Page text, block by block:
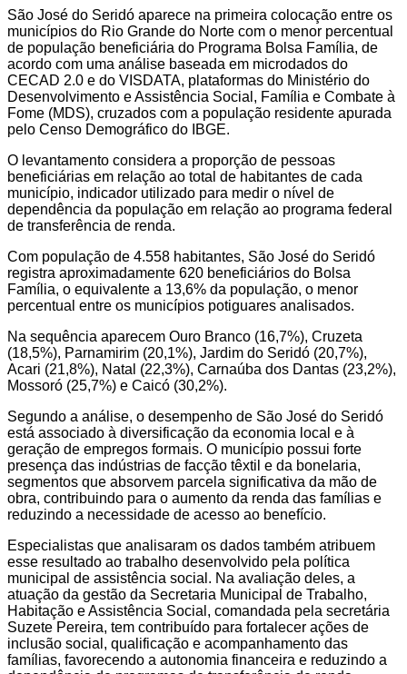
São José do Seridó aparece na primeira colocação entre os
municípios do Rio Grande do Norte com o menor percentual
de população beneficiária do Programa Bolsa Família, de
acordo com uma análise baseada em microdados do
CECAD 2.0 e do VISDATA, plataformas do Ministério do
Desenvolvimento e Assistência Social, Família e Combate à
Fome (MDS), cruzados com a população residente apurada
pelo Censo Demográfico do IBGE.
O levantamento considera a proporção de pessoas
beneficiárias em relação ao total de habitantes de cada
município, indicador utilizado para medir o nível de
dependência da população em relação ao programa federal
de transferência de renda.
Com população de 4.558 habitantes, São José do Seridó
registra aproximadamente 620 beneficiários do Bolsa
Família, o equivalente a 13,6% da população, o menor
percentual entre os municípios potiguares analisados.
Na sequência aparecem Ouro Branco (16,7%), Cruzeta
(18,5%), Parnamirim (20,1%), Jardim do Seridó (20,7%),
Acari (21,8%), Natal (22,3%), Carnaúba dos Dantas (23,2%),
Mossoró (25,7%) e Caicó (30,2%).
Segundo a análise, o desempenho de São José do Seridó
está associado à diversificação da economia local e à
geração de empregos formais. O município possui forte
presença das indústrias de facção têxtil e da bonelaria,
segmentos que absorvem parcela significativa da mão de
obra, contribuindo para o aumento da renda das famílias e
reduzindo a necessidade de acesso ao benefício.
Especialistas que analisaram os dados também atribuem
esse resultado ao trabalho desenvolvido pela política
municipal de assistência social. Na avaliação deles, a
atuação da gestão da Secretaria Municipal de Trabalho,
Habitação e Assistência Social, comandada pela secretária
Suzete Pereira, tem contribuído para fortalecer ações de
inclusão social, qualificação e acompanhamento das
famílias, favorecendo a autonomia financeira e reduzindo a